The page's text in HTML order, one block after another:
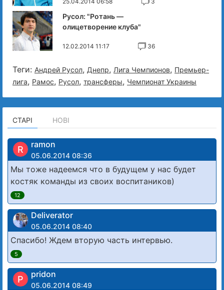
Русол: "Ротань —
олицетворение клуба"
12.02.2014 11:17 36
Теги: Андрей Русол, Днепр, Лига Чемпионов, Премьер-
лига, Рамос, Русол, трансферы, Чемпионат Украины
СТАРІ НОВІ
R ramon
05.06.2014 08:36
Мы тоже надеемся что в будущем у нас будет
костяк команды из своих воспитаников)
12
Deliverator
05.06.2014 08:40
Спасибо! Ждем вторую часть интервью.
5
P pridon
05.06.2014 08:49